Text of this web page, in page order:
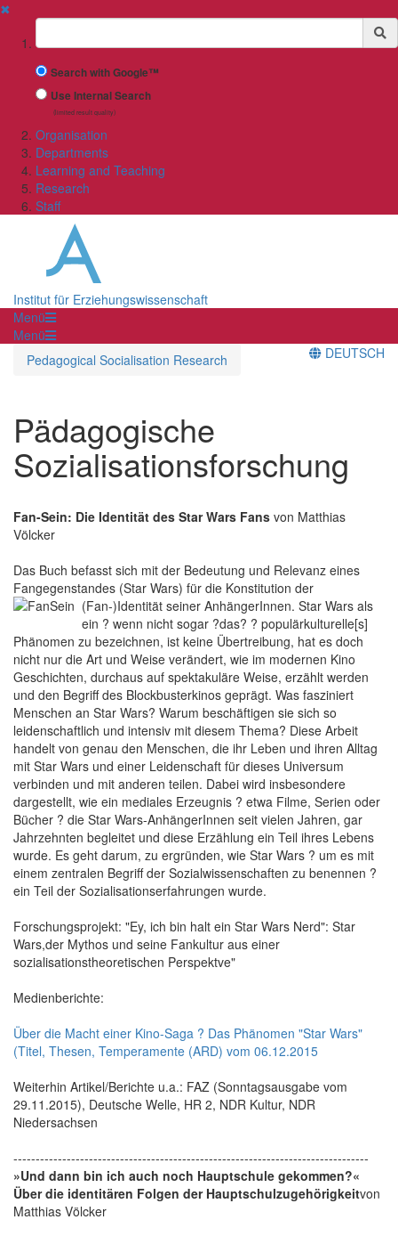
✖
Suchbegriff
Search with Google™
Use Internal Search
(limited result quality)
Organisation
Departments
Learning and Teaching
Research
Staff
Institut für Erziehungswissenschaft
Menü
Menü
Pedagogical Socialisation Research
DEUTSCH
Pädagogische
Sozialisationsforschung
Fan-Sein: Die Identität des Star Wars Fans von Matthias
Völcker
Das Buch befasst sich mit der Bedeutung und Relevanz eines
Fangegenstandes (Star Wars) für die Konstitution der
(Fan-)Identität seiner AnhängerInnen. Star Wars als
ein ? wenn nicht sogar ?das? ? populärkulturelle[s]
Phänomen zu bezeichnen, ist keine Übertreibung, hat es doch
nicht nur die Art und Weise verändert, wie im modernen Kino
Geschichten, durchaus auf spektakuläre Weise, erzählt werden
und den Begriff des Blockbusterkinos geprägt. Was fasziniert
Menschen an Star Wars? Warum beschäftigen sie sich so
leidenschaftlich und intensiv mit diesem Thema? Diese Arbeit
handelt von genau den Menschen, die ihr Leben und ihren Alltag
mit Star Wars und einer Leidenschaft für dieses Universum
verbinden und mit anderen teilen. Dabei wird insbesondere
dargestellt, wie ein mediales Erzeugnis ? etwa Filme, Serien oder
Bücher ? die Star Wars-AnhängerInnen seit vielen Jahren, gar
Jahrzehnten begleitet und diese Erzählung ein Teil ihres Lebens
wurde. Es geht darum, zu ergründen, wie Star Wars ? um es mit
einem zentralen Begriff der Sozialwissenschaften zu benennen ?
ein Teil der Sozialisationserfahrungen wurde.
Forschungsprojekt: "Ey, ich bin halt ein Star Wars Nerd": Star
Wars,der Mythos und seine Fankultur aus einer
sozialisationstheoretischen Perspektve"
Medienberichte:
Über die Macht einer Kino-Saga ? Das Phänomen "Star Wars"
(Titel, Thesen, Temperamente (ARD) vom 06.12.2015
Weiterhin Artikel/Berichte u.a.: FAZ (Sonntagsausgabe vom
29.11.2015), Deutsche Welle, HR 2, NDR Kultur, NDR
Niedersachsen
--------------------------------------------------------------------------------
»Und dann bin ich auch noch Hauptschule gekommen?«
Über die identitären Folgen der Hauptschulzugehörigkeitvon
Matthias Völcker